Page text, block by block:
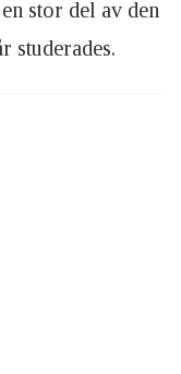
stor del av den
studerades.